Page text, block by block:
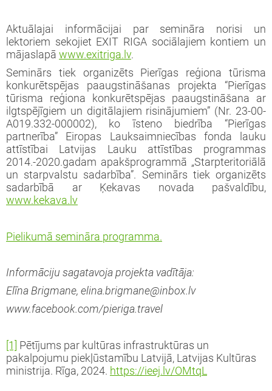
Aktuālajai informācijai par semināra norisi un
lektoriem sekojiet EXIT RIGA sociālajiem kontiem un
mājaslapā www.exitriga.lv.
Seminārs tiek organizēts Pierīgas reģiona tūrisma
konkurētspējas paaugstināšanas projekta “Pierīgas
tūrisma reģiona konkurētspējas paaugstināšana ar
ilgtspējīgiem un digitālajiem risinājumiem” (Nr. 23-00-
A019.332-000002), ko īsteno biedrība “Pierīgas
partnerība” Eiropas Lauksaimniecības fonda lauku
attīstībai Latvijas Lauku attīstības programmas
2014.-2020.gadam apakšprogrammā „Starpteritoriālā
un starpvalstu sadarbība”. Seminārs tiek organizēts
sadarbībā ar Ķekavas novada pašvaldību,
www.kekava.lv
Pielikumā semināra programma.
Informāciju sagatavoja projekta vadītāja:
Elīna Brigmane, elina.brigmane@inbox.lv
www.facebook.com/pieriga.travel
[1] Pētījums par kultūras infrastruktūras un
pakalpojumu piekļūstamību Latvijā, Latvijas Kultūras
ministrija. Rīga, 2024. https://ieej.lv/OMtqL